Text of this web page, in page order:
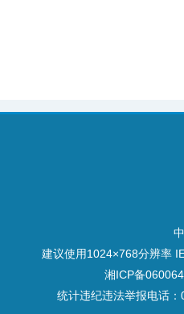
建议使用1024×768分辨率
湘ICP备
统计违纪违法举报电